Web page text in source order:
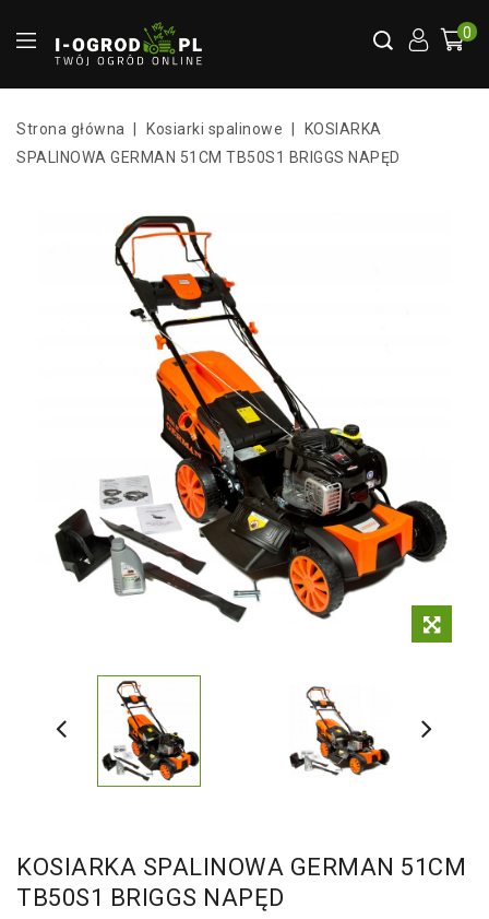
0
Strona główna Kosiarki spalinowe
KOSIARKA
SPALINOWA GERMAN 51CM TB50S1 BRIGGS NAPĘD
KOSIARKA SPALINOWA GERMAN 51CM
TB50S1 BRIGGS NAPĘD